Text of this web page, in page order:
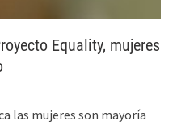
Equality, mujeres
las mujeres son mayoría